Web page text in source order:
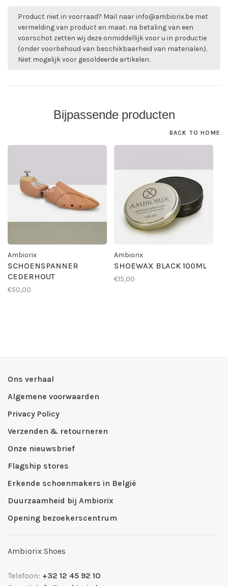
Product niet in voorraad? Mail naarinfo@ambiorix.be met
vermelding van product en maat: na betaling van een
voorschot zetten wij deze onmiddellijk voor u in productie
(onder voorbehoud van beschikbaarheid van materialen).
Niet mogelijk voor gesoldeerde artikelen.
Bijpassende producten
BACK TO HOME
Ambiorix
SCHOENSPANNER
CEDERHOUT
€50,00
Ambiorix
SHOEWAX BLACK 100ML
€15,00
Ons verhaal
Algemene voorwaarden
Privacy Policy
Verzenden & retourneren
Onze nieuwsbrief
Flagship stores
Erkende schoenmakers in België
Duurzaamheid bij Ambiorix
Opening bezoekerscentrum
Ambiorix Shoes
Telefoon: +32 12 45 92 10